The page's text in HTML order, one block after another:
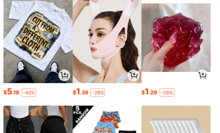
$5.18 -43% $1.36 -28% $1.28 -29%